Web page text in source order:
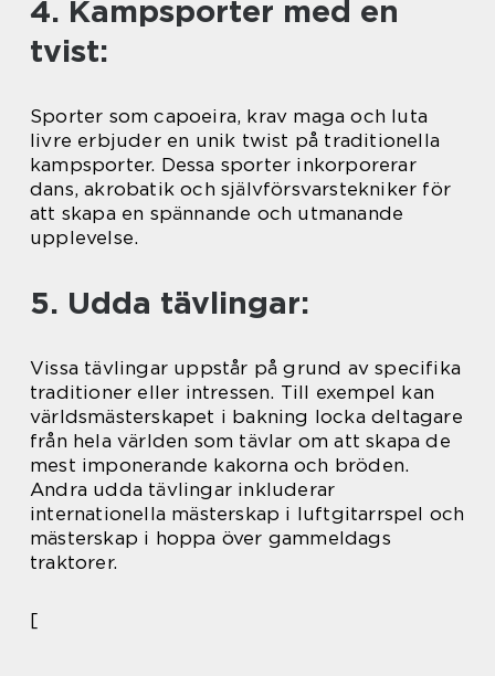
4. Kampsporter med en
tvist:
Sporter som capoeira, krav maga och luta
livre erbjuder en unik twist på traditionella
kampsporter. Dessa sporter inkorporerar
dans, akrobatik och självförsvarstekniker för
att skapa en spännande och utmanande
upplevelse.
5. Udda tävlingar:
Vissa tävlingar uppstår på grund av specifika
traditioner eller intressen. Till exempel kan
världsmästerskapet i bakning locka deltagare
från hela världen som tävlar om att skapa de
mest imponerande kakorna och bröden.
Andra udda tävlingar inkluderar
internationella mästerskap i luftgitarrspel och
mästerskap i hoppa över gammeldags
traktorer.
[